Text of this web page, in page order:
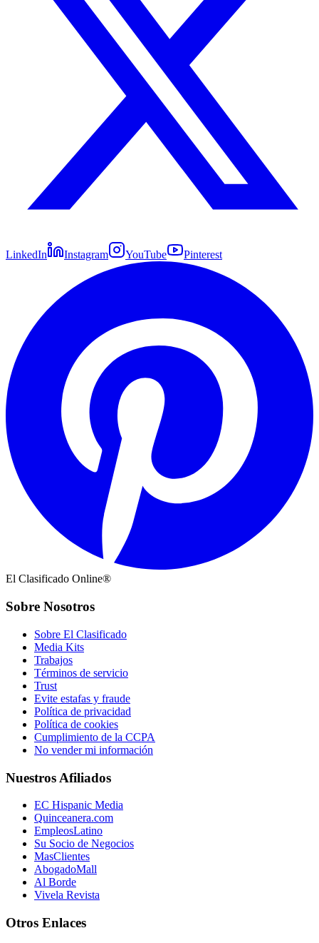
LinkedIn Instagram YouTube Pinterest
El Clasificado Online®
Sobre Nosotros
Sobre El Clasificado
Media Kits
Trabajos
Términos de servicio
Trust
Evite estafas y fraude
Política de privacidad
Política de cookies
Cumplimiento de la CCPA
No vender mi información
Nuestros Afiliados
EC Hispanic Media
Quinceanera.com
EmpleosLatino
Su Socio de Negocios
MasClientes
AbogadoMall
Al Borde
Vivela Revista
Otros Enlaces